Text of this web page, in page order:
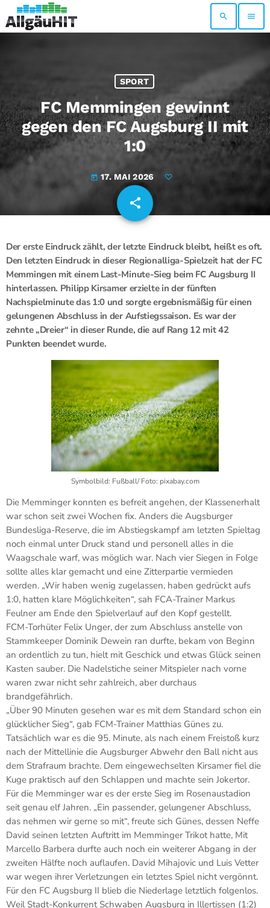
search menu
SPORT
FC Memmingen gewinnt
gegen den FC Augsburg II mit
1:0
today 17. MAI 2026
share
email
Der erste Eindruck zählt, der letzte Eindruck bleibt, heißt es oft.
Den letzten Eindruck in dieser Regionalliga-Spielzeit hat der FC
Memmingen mit einem Last-Minute-Sieg beim FC Augsburg II
hinterlassen. Philipp Kirsamer erzielte in der fünften
Nachspielminute das 1:0 und sorgte ergebnismäßig für einen
gelungenen Abschluss in der Aufstiegssaison. Es war der
zehnte „Dreier“ in dieser Runde, die auf Rang 12 mit 42
Punkten beendet wurde.
Symbolbild: Fußball/ Foto: pixabay.com
Die Memminger konnten es befreit angehen, der Klassenerhalt
war schon seit zwei Wochen fix. Anders die Augsburger
Bundesliga-Reserve, die im Abstiegskampf am letzten Spieltag
noch einmal unter Druck stand und personell alles in die
Waagschale warf, was möglich war. Nach vier Siegen in Folge
sollte alles klar gemacht und eine Zitterpartie vermieden
werden. „Wir haben wenig zugelassen, haben gedrückt aufs
1:0, hatten klare Möglichkeiten“, sah FCA-Trainer Markus
Feulner am Ende den Spielverlauf auf den Kopf gestellt.
FCM-Torhüter Felix Unger, der zum Abschluss anstelle von
Stammkeeper Dominik Dewein ran durfte, bekam von Beginn
an ordentlich zu tun, hielt mit Geschick und etwas Glück seinen
Kasten sauber. Die Nadelstiche seiner Mitspieler nach vorne
waren zwar nicht sehr zahlreich, aber durchaus
brandgefährlich.
„Über 90 Minuten gesehen war es mit dem Standard schon ein
glücklicher Sieg“, gab FCM-Trainer Matthias Günes zu.
Tatsächlich war es die 95. Minute, als nach einem Freistoß kurz
nach der Mittellinie die Augsburger Abwehr den Ball nicht aus
dem Strafraum brachte. Dem eingewechselten Kirsamer fiel die
Kuge praktisch auf den Schlappen und machte sein Jokertor.
Für die Memminger war es der erste Sieg im Rosenaustadion
seit genau elf Jahren. „Ein passender, gelungener Abschluss,
das nehmen wir gerne so mit“, freute sich Günes, dessen Neffe
David seinen letzten Auftritt im Memminger Trikot hatte, Mit
Marcello Barbera durfte auch noch ein weiterer Abgang in der
zweiten Hälfte noch auflaufen. David Mihajovic und Luis Vetter
war wegen ihrer Verletzungen ein letztes Spiel nicht vergönnt.
Für den FC Augsburg II blieb die Niederlage letztlich folgenlos.
Weil Stadt-Konkurrent Schwaben Augsburg in Illertissen (1:2)